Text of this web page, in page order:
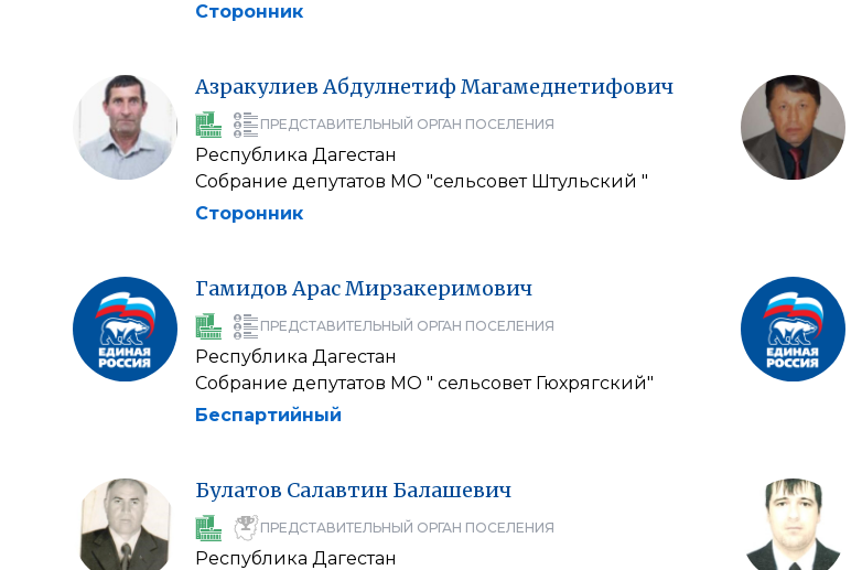
Сторонник
Азракулиев Абдулнетиф Магамеднетифович
ПРЕДСТАВИТЕЛЬНЫЙ ОРГАН ПОСЕЛЕНИЯ
Республика Дагестан
Собрание депутатов МО "сельсовет Штульский "
Сторонник
Гамидов АрасМирзакеримович
ПРЕДСТАВИТЕЛЬНЫЙ ОРГАН ПОСЕЛЕНИЯ
Республика Дагестан
Собрание депутатов МО " сельсовет Гюхрягский"
Беспартийный
Булатов Салавтин Балашевич
ПРЕДСТАВИТЕЛЬНЫЙ ОРГАН ПОСЕЛЕНИЯ
Республика Дагестан